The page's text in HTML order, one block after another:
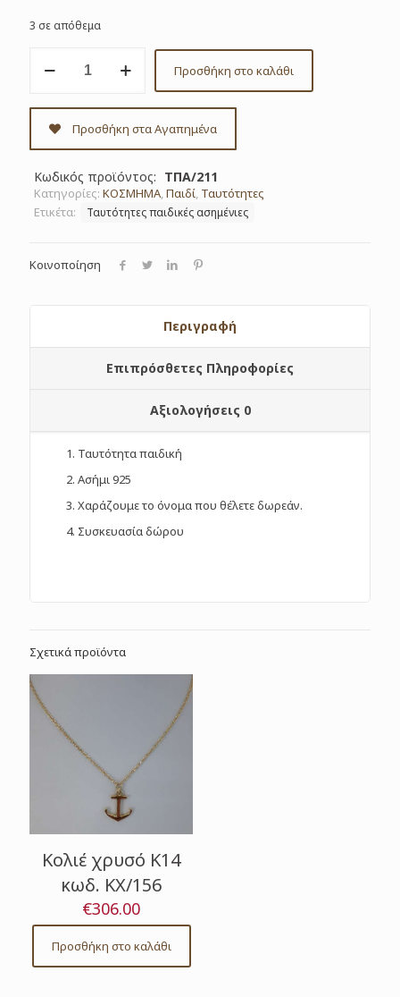
3 σε απόθεμα
παιδική
Κωδ.
ΤΠΑ/211
ποσότητα
Προσθήκη στο καλάθι
Προσθήκη στα Αγαπημένα
Κωδικός προϊόντος: ΤΠΑ/211
Κατηγορίες: ΚΟΣΜΗΜΑ,Παιδί, Ταυτότητες
Ετικέτα:
Ταυτότητες παιδικές ασημένιες
Κοινοποίηση
Περιγραφή
Επιπρόσθετες Πληροφορίες
Αξιολογήσεις 0
Ταυτότητα παιδική
Ασήμι 925
Χαράζουμε το όνομα που θέλετε δωρεάν.
Συσκευασία δώρου
Σχετικά προϊόντα
Κολιέ χρυσό Κ14
κωδ. ΚΧ/156
€306.00
Προσθήκη στο καλάθι